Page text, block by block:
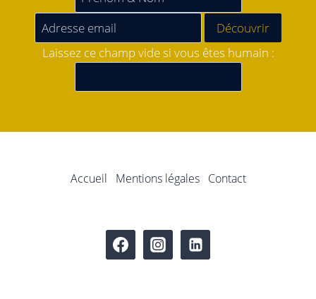
Laissez ce champ vide si vous êtes humain :
Accueil Mentions légales Contact